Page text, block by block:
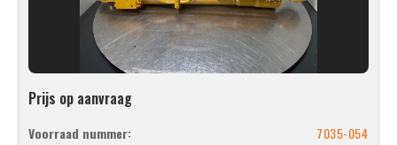
Prijs op aanvraag
Voorraad nummer:
7035-054